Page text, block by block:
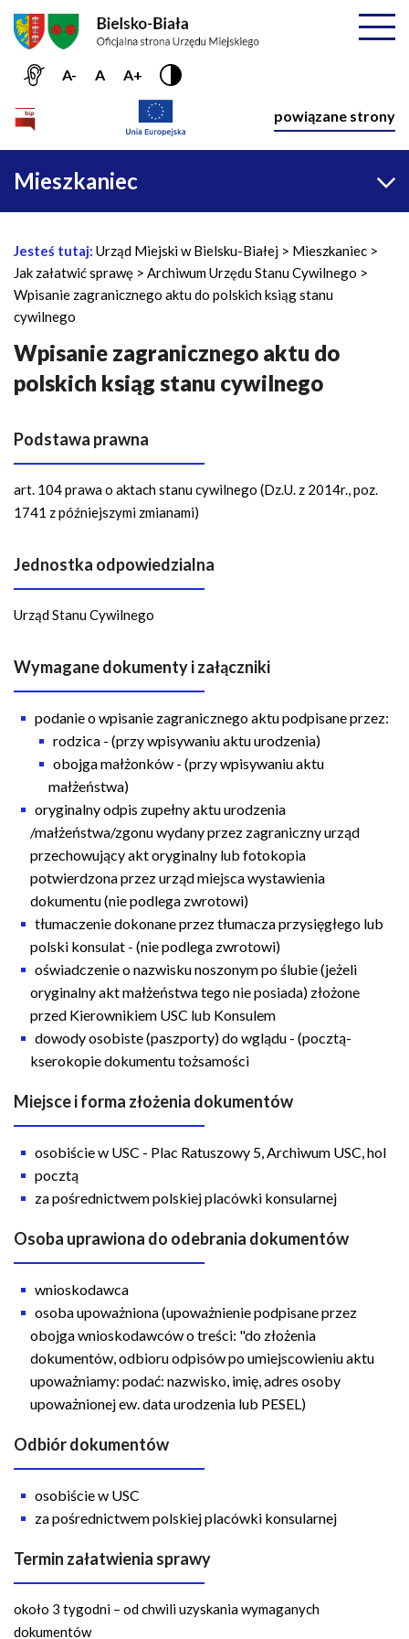
Przejdź do menu głównego
Przejdź do treści
Mapa serwisu
A- A A+
powiązane strony
Główna
nawigacja
Mieszkaniec
Ś
c
i
e
ż
k
a
a
w
i
g
y
j
n
Jesteś tutaj: Urząd Miejski w Bielsku-Białej
Mieszkaniec
Jak załatwić sprawę
Archiwum Urzędu Stanu Cywilnego
Wpisanie zagranicznego aktu do polskich ksiąg stanu
cywilnego
Wpisanie zagranicznego aktu do
polskich ksiąg stanu cywilnego
Podstawa prawna
art. 104 prawa o aktach stanu cywilnego (Dz.U. z 2014r., poz.
1741 z późniejszymi zmianami)
Jednostka odpowiedzialna
Urząd Stanu Cywilnego
Wymagane dokumenty i załączniki
podanie o wpisanie zagranicznego aktu podpisane przez:
rodzica - (przy wpisywaniu aktu urodzenia)
obojga małżonków - (przy wpisywaniu aktu
małżeństwa)
oryginalny odpis zupełny aktu urodzenia
/małżeństwa/zgonu wydany przez zagraniczny urząd
przechowujący akt oryginalny lub fotokopia
potwierdzona przez urząd miejsca wystawienia
dokumentu (nie podlega zwrotowi)
tłumaczenie dokonane przez tłumacza przysięgłego lub
polski konsulat - (nie podlega zwrotowi)
oświadczenie o nazwisku noszonym po ślubie (jeżeli
oryginalny akt małżeństwa tego nie posiada) złożone
przed Kierownikiem USC lub Konsulem
dowody osobiste (paszporty) do wglądu - (pocztą-
kserokopie dokumentu tożsamości
Miejsce i forma złożenia dokumentów
osobiście w USC - Plac Ratuszowy 5, Archiwum USC, hol
pocztą
za pośrednictwem polskiej placówki konsularnej
Osoba uprawiona do odebrania dokumentów
wnioskodawca
osoba upoważniona (upoważnienie podpisane przez
obojga wnioskodawców o treści: "do złożenia
dokumentów, odbioru odpisów po umiejscowieniu aktu
upoważniamy: podać: nazwisko, imię, adres osoby
upoważnionej ew. data urodzenia lub PESEL)
Odbiór dokumentów
osobiście w USC
za pośrednictwem polskiej placówki konsularnej
Termin załatwienia sprawy
około 3 tygodni – od chwili uzyskania wymaganych
dokumentów